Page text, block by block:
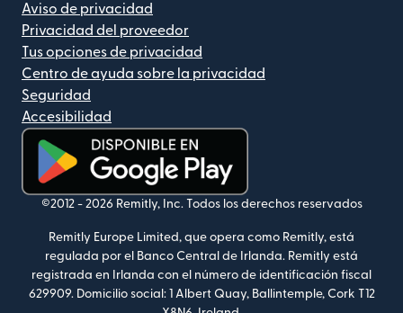
Aviso de privacidad
Privacidad del proveedor
Tus opciones de privacidad
Centro de ayuda sobre la privacidad
Seguridad
Accesibilidad
(se abre en una ventana nueva)
©2012 - 2026 Remitly, Inc. Todos los derechos reservados
Remitly Europe Limited, que opera como Remitly, está
regulada por el Banco Central de Irlanda. Remitly está
registrada en Irlanda con el número de identificación fiscal
629909. Domicilio social: 1 Albert Quay, Ballintemple, Cork T12